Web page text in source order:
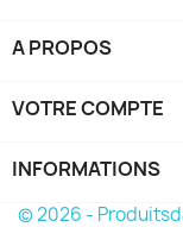
A PROPOS
VOTRE COMPTE
INFORMATIONS
© 2026 -